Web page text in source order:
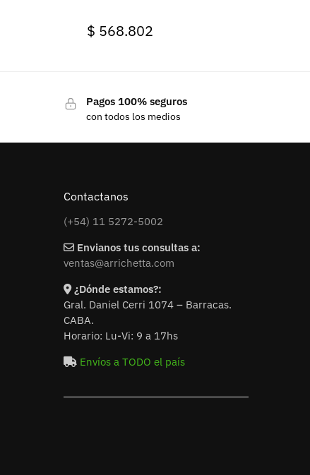
$ 568.802
Pagos 100% seguros
con todos los medios
Contactanos
(+54) 11 5272-5002
Envianos tus consultas a:
ventas@arrichetta.com
¿Dónde estamos?:
Gral. Daniel Cerri 1074 – Barracas.
CABA.
Horario: Lu-Vi: 9 a 17hs
Envíos a TODO el país